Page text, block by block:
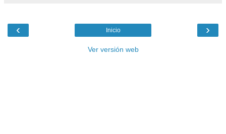
‹ ›
Inicio
Ver versión web